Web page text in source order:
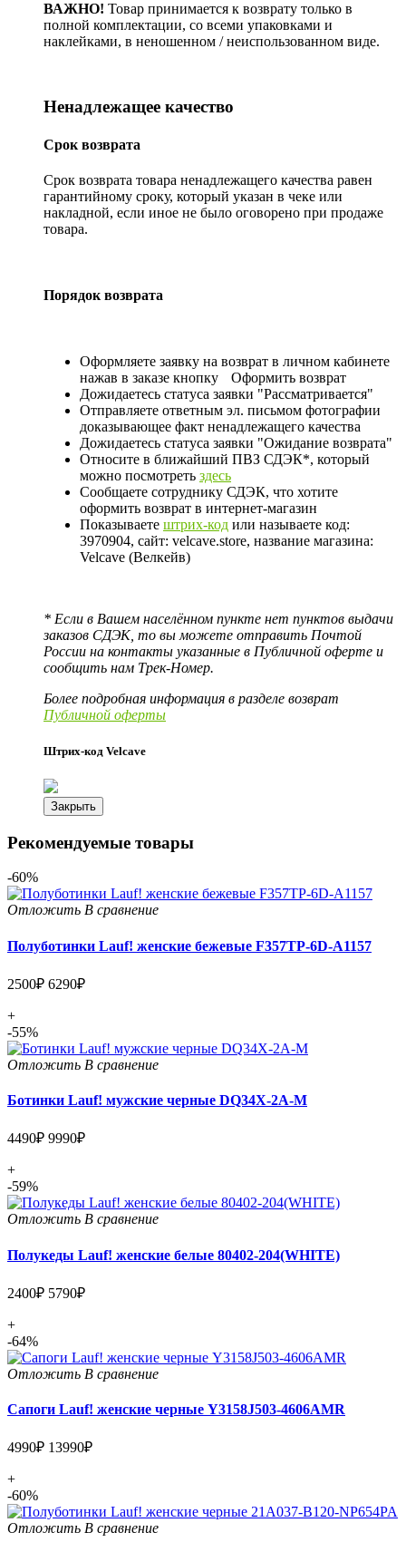
ВАЖНО! Товар принимается к возврату только в
полной комплектации, со всеми упаковками и
наклейками, в неношенном / неиспользованном виде.
Ненадлежащее качество
Срок возврата
Срок возврата товара ненадлежащего качества равен
гарантийному сроку, который указан в чеке или
накладной, если иное не было оговорено при продаже
товара.
Порядок возврата
Оформляете заявку на возврат в личном кабинете
нажав в заказе кнопку
Оформить возврат
Дожидаетесь статуса заявки "Рассматривается"
Отправляете ответным эл. письмом фотографии
доказывающее факт ненадлежащего качества
Дожидаетесь статуса заявки "Ожидание возврата"
Относите в ближайший ПВЗ СДЭК*, который
можно посмотреть здесь
Сообщаете сотруднику СДЭК, что хотите
оформить возврат в интернет-магазин
Показываете штрих-код или называете код:
3970904, сайт: velcave.store, название магазина:
Velcave (Велкейв)
* Если в Вашем населённом пункте нет пунктов выдачи
заказов СДЭК, то вы можете отправить Почтой
России на контакты указанные в Публичной оферте и
сообщить нам Трек-Номер.
Более подробная информация в разделе возврат
Публичной оферты
Штрих-код Velcave
Закрыть
Рекомендуемые товары
-60%
Отложить В сравнение
Полуботинки Lauf! женские бежевые F357TP-6D-A1157
2500₽ 6290₽
+
-55%
Отложить В сравнение
Ботинки Lauf! мужские черные DQ34X-2A-M
4490₽ 9990₽
+
-59%
Отложить В сравнение
Полукеды Lauf! женские белые 80402-204(WHITE)
2400₽ 5790₽
+
-64%
Отложить В сравнение
Сапоги Lauf! женские черные Y3158J503-4606AMR
4990₽ 13990₽
+
-60%
Отложить В сравнение